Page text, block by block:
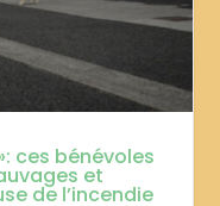
ces bénévoles
et
de l’incendie